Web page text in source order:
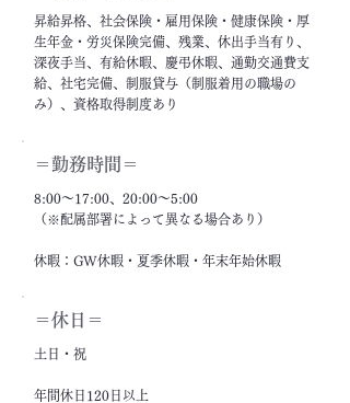
昇給昇格、社会保険・雇用保険・健康保険・厚
生年金・労災保険完備、残業、休出手当有り、
深夜手当、有給休暇、慶弔休暇、通勤交通費支
給、社宅完備、制服貸与（制服着用の職場の
み）、資格取得制度あり
＝勤務時間＝
8:00～17:00、20:00～5:00
（※配属部署によって異なる場合あり）
休暇：GW休暇・夏季休暇・年末年始休暇
＝休日＝
土日・祝
年間休日120日以上